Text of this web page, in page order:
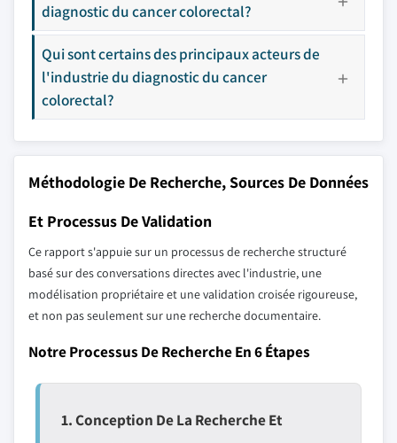
diagnostic du cancer colorectal?
Qui sont certains des principaux acteurs de
l'industrie du diagnostic du cancer
colorectal?
Méthodologie De Recherche, Sources De Données
Et Processus De Validation
Ce rapport s'appuie sur un processus de recherche structuré
basé sur des conversations directes avec l'industrie, une
modélisation propriétaire et une validation croisée rigoureuse,
et non pas seulement sur une recherche documentaire.
Notre Processus De Recherche En 6 Étapes
1. Conception De La Recherche Et